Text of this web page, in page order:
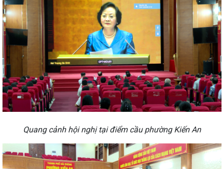
Quang cảnh hội nghị tại điểm cầu phường Kiến An